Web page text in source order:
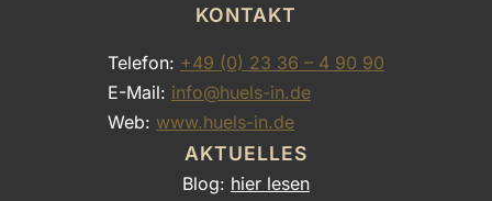
KONTAKT
Telefon: +49 (0) 23 36 – 4 90 90
E-Mail: info@huels-in.de
Web: www.huels-in.de
AKTUELLES
Blog: hier lesen